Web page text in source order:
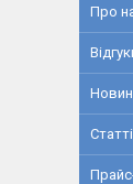
Про
Статті